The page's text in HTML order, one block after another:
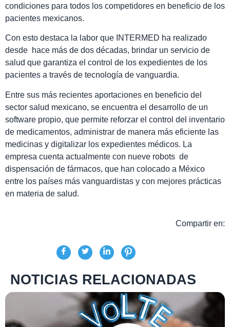
condiciones para todos los competidores en beneficio de los
pacientes mexicanos.
Con esto destaca la labor que INTERMED ha realizado
desde hace más de dos décadas, brindar un servicio de
salud que garantiza el control de los expedientes de los
pacientes a través de tecnología de vanguardia.
Entre sus más recientes aportaciones en beneficio del
sector salud mexicano, se encuentra el desarrollo de un
software propio, que permite reforzar el control del inventario
de medicamentos, administrar de manera más eficiente las
medicinas y digitalizar los expedientes médicos. La
empresa cuenta actualmente con nueve robots de
dispensación de fármacos, que han colocado a México
entre los países más vanguardistas y con mejores prácticas
en materia de salud.
Compartir en:
NOTICIAS RELACIONADAS